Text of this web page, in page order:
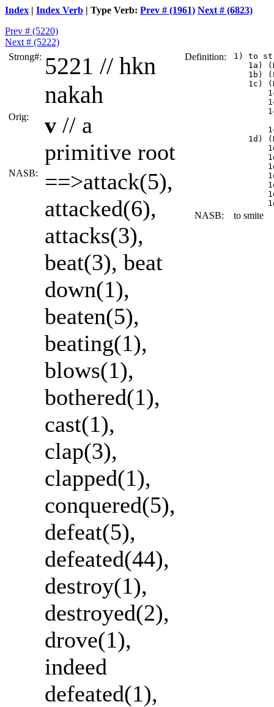
Index | Index Verb | Type Verb: Prev # (1961) Next # (6823)
Prev # (5220)
Next # (5222)
Strong#: 5221 // hkn
nakah
Orig: v // a
primitive root
NASB:
==>attack(5),
attacked(6),
attacks(3),
beat(3), beat
down(1),
beaten(5),
beating(1),
blows(1),
bothered(1),
cast(1),
clap(3),
clapped(1),
conquered(5),
defeat(5),
defeated(44),
destroy(1),
destroyed(2),
drove(1),
indeed
defeated(1),
Definition:
1) to
1a)
1b)
1c)
1d)
NASB: to smite